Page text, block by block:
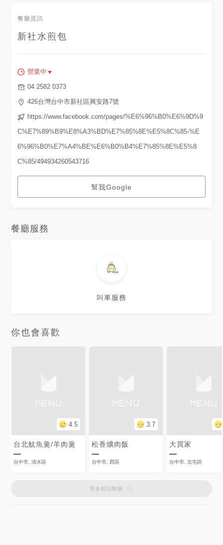
餐廳資訊
新社水煎包
營業中
04 2582 0373
426台灣台中市新社區興安路7號
https://www.facebook.com/pages/%E6%96%B0%E6%9D%9
C%E7%89%B9%E8%A3%BD%E7%85%8E%E5%8C%85-%E
6%96%B0%E7%A4%BE%E6%B0%B4%E7%85%8E%E5%8
C%85/494934260543716
幫我Google
餐廳服務
叫車服務
你也會喜歡
4.5
台北魷魚羹/羊肉羹
台中市, 清水區
3.7
松香爌肉飯
台中市, 西區
大買家
台中市, 北屯區
更多相似餐廳